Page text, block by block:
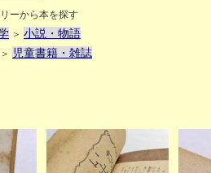
ーから本を探す
＞ 小説・物語
＞ 児童書籍・雑誌